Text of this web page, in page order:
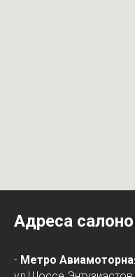
Адреса
- Метро